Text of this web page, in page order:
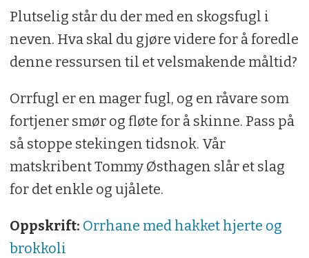
Plutselig står du der med en skogsfugl i
neven. Hva skal du gjøre videre for å foredle
denne ressursen til et velsmakende måltid?
Orrfugl er en mager fugl, og en råvare som
fortjener smør og fløte for å skinne. Pass på
så stoppe stekingen tidsnok. Vår
matskribent Tommy Østhagen slår et slag
for det enkle og ujålete.
Oppskrift: Orrhane med hakket hjerte og
brokkoli